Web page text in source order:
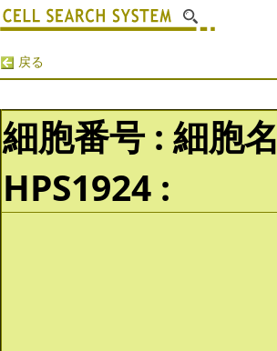
戻る
細胞番号 : 細胞名
HPS1924 :